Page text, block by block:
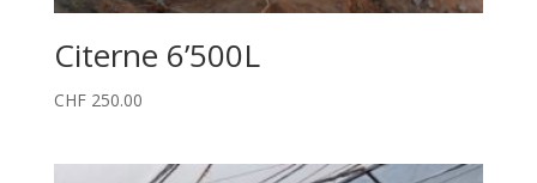
Citerne 6’500L
CHF250.00